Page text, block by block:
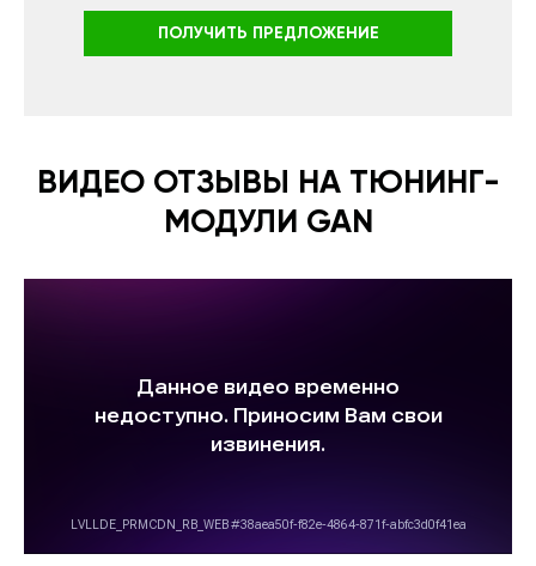
ПОЛУЧИТЬ ПРЕДЛОЖЕНИЕ
ВИДЕО ОТЗЫВЫ НА ТЮНИНГ-
МОДУЛИ GAN